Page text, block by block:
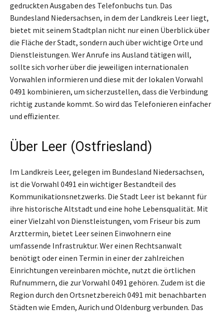
gedruckten Ausgaben des Telefonbuchs tun. Das
Bundesland Niedersachsen, in dem der Landkreis Leer liegt,
bietet mit seinem Stadtplan nicht nur einen Überblick über
die Fläche der Stadt, sondern auch über wichtige Orte und
Dienstleistungen. Wer Anrufe ins Ausland tätigen will,
sollte sich vorher über die jeweiligen internationalen
Vorwahlen informieren und diese mit der lokalen Vorwahl
0491 kombinieren, um sicherzustellen, dass die Verbindung
richtig zustande kommt. So wird das Telefonieren einfacher
und effizienter.
Über Leer (Ostfriesland)
Im Landkreis Leer, gelegen im Bundesland Niedersachsen,
ist die Vorwahl 0491 ein wichtiger Bestandteil des
Kommunikationsnetzwerks. Die Stadt Leer ist bekannt für
ihre historische Altstadt und eine hohe Lebensqualität. Mit
einer Vielzahl von Dienstleistungen, vom Friseur bis zum
Arzttermin, bietet Leer seinen Einwohnern eine
umfassende Infrastruktur. Wer einen Rechtsanwalt
benötigt oder einen Termin in einer der zahlreichen
Einrichtungen vereinbaren möchte, nutzt die örtlichen
Rufnummern, die zur Vorwahl 0491 gehören. Zudem ist die
Region durch den Ortsnetzbereich 0491 mit benachbarten
Städten wie Emden, Aurich und Oldenburg verbunden. Das